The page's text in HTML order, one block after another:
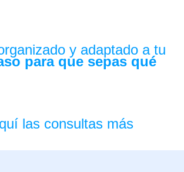
y adaptado a tu
para que sepas qué
las consultas más